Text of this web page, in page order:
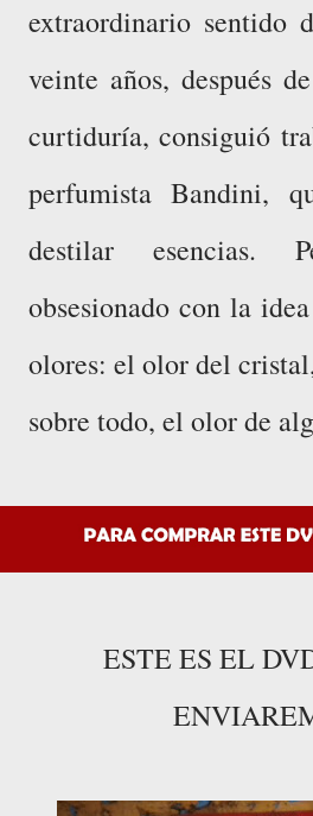
extraordinario sentido
veinte años, después
curtiduría, consiguió
perfumista Bandini,
destilar esencias.
obsesionado con la
olores: el olor del
sobre todo, el olor de
ESTE ES EL DVD QUE TE